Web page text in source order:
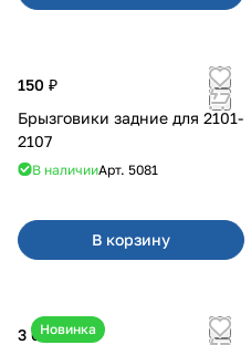
150 ₽
Брызговики задние для 2101-
2107
В наличииАрт. 5081
В корзину
Новинка
3 600 ₽